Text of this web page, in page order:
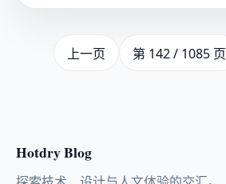
上一页 第 142 / 1085 页
Hotdry Blog